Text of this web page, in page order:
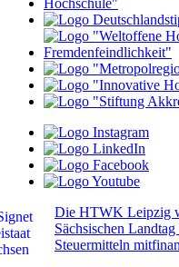
Die HTWK Leipzig
Sächsischen
Steuermitteln